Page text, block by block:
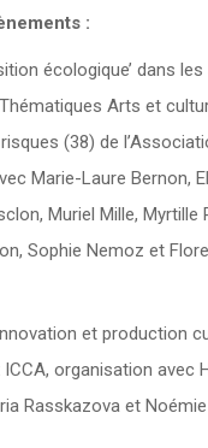
:
écologique’ dans
Thématiques Arts et
(38) de
Marie-Laure Bernon,
Muriel Mille, Myrtille
Sophie Nemoz et
et production
ICCA, organisation avec
Rasskazova et